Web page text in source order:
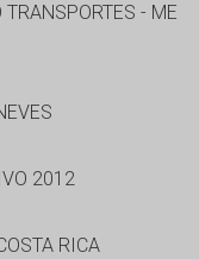
TRANSPORTES - ME
2012
RICA